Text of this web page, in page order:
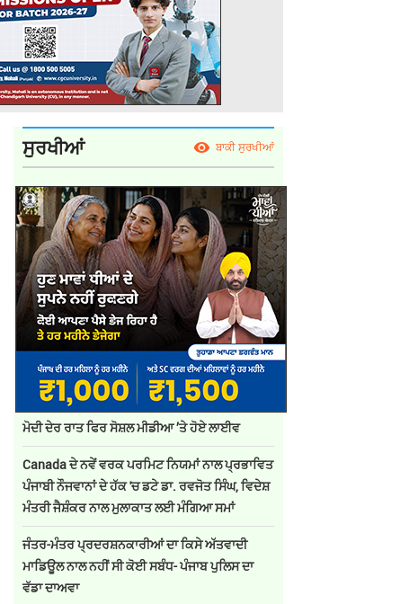
ਸੁਰਖੀਆਂ ਬਾਕੀ ਸੁਰਖੀਆਂ
ਮੋਦੀ ਦੇਰ ਰਾਤ ਫਿਰ ਸੋਸ਼ਲ ਮੀਡੀਆ ’ਤੇ ਹੋਏ ਲਾਈਵ
Canada ਦੇ ਨਵੇਂ ਵਰਕ ਪਰਮਿਟ ਨਿਯਮਾਂ ਨਾਲ ਪ੍ਰਭਾਵਿਤ
ਪੰਜਾਬੀ ਨੌਜਵਾਨਾਂ ਦੇ ਹੱਕ 'ਚ ਡਟੇ ਡਾ. ਰਵਜੋਤ ਸਿੰਘ, ਵਿਦੇਸ਼
ਮੰਤਰੀ ਜੈਸ਼ੰਕਰ ਨਾਲ ਮੁਲਾਕਾਤ ਲਈ ਮੰਗਿਆ ਸਮਾਂ
ਜੰਤਰ-ਮੰਤਰ ਪ੍ਰਦਰਸ਼ਨਕਾਰੀਆਂ ਦਾ ਕਿਸੇ ਅੱਤਵਾਦੀ
ਮਾਡਿਊਲ ਨਾਲ ਨਹੀਂ ਸੀ ਕੋਈ ਸਬੰਧ- ਪੰਜਾਬ ਪੁਲਿਸ ਦਾ
ਵੱਡਾ ਦਾਅਵਾ